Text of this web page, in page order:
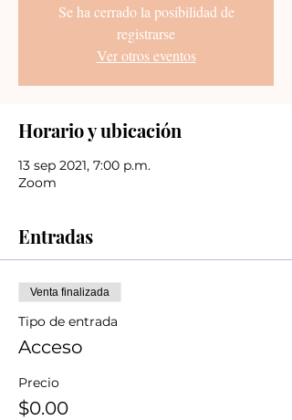
Se ha cerrado la posibilidad de
registrarse
Ver otros eventos
Horario y ubicación
13 sep 2021, 7:00 p.m.
Zoom
Entradas
Venta finalizada
Tipo de entrada
Acceso
Precio
$0.00